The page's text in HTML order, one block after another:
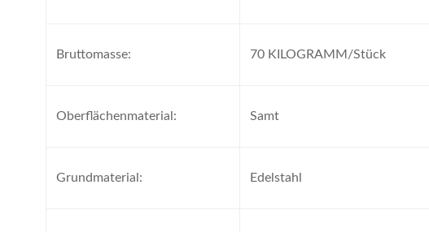
Bruttomasse: 70 KILOGRAMM/Stück
Oberflächenmaterial: Samt
Grundmaterial: Edelstahl